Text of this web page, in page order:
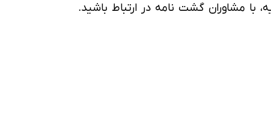
با مشاوران گشت نامه در ارتباط باشید.